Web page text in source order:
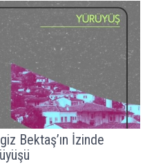
Bektaş’ın İzinde